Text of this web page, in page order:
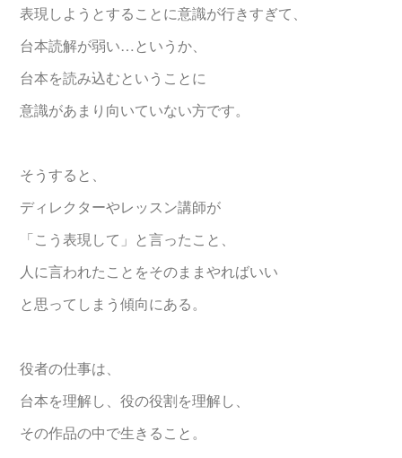
表現しようとすることに意識が行きすぎて、
台本読解が弱い…というか、
台本を読み込むということに
意識があまり向いていない方です。
そうすると、
ディレクターやレッスン講師が
「こう表現して」と言ったこと、
人に言われたことをそのままやればいい
と思ってしまう傾向にある。
役者の仕事は、
台本を理解し、役の役割を理解し、
その作品の中で生きること。